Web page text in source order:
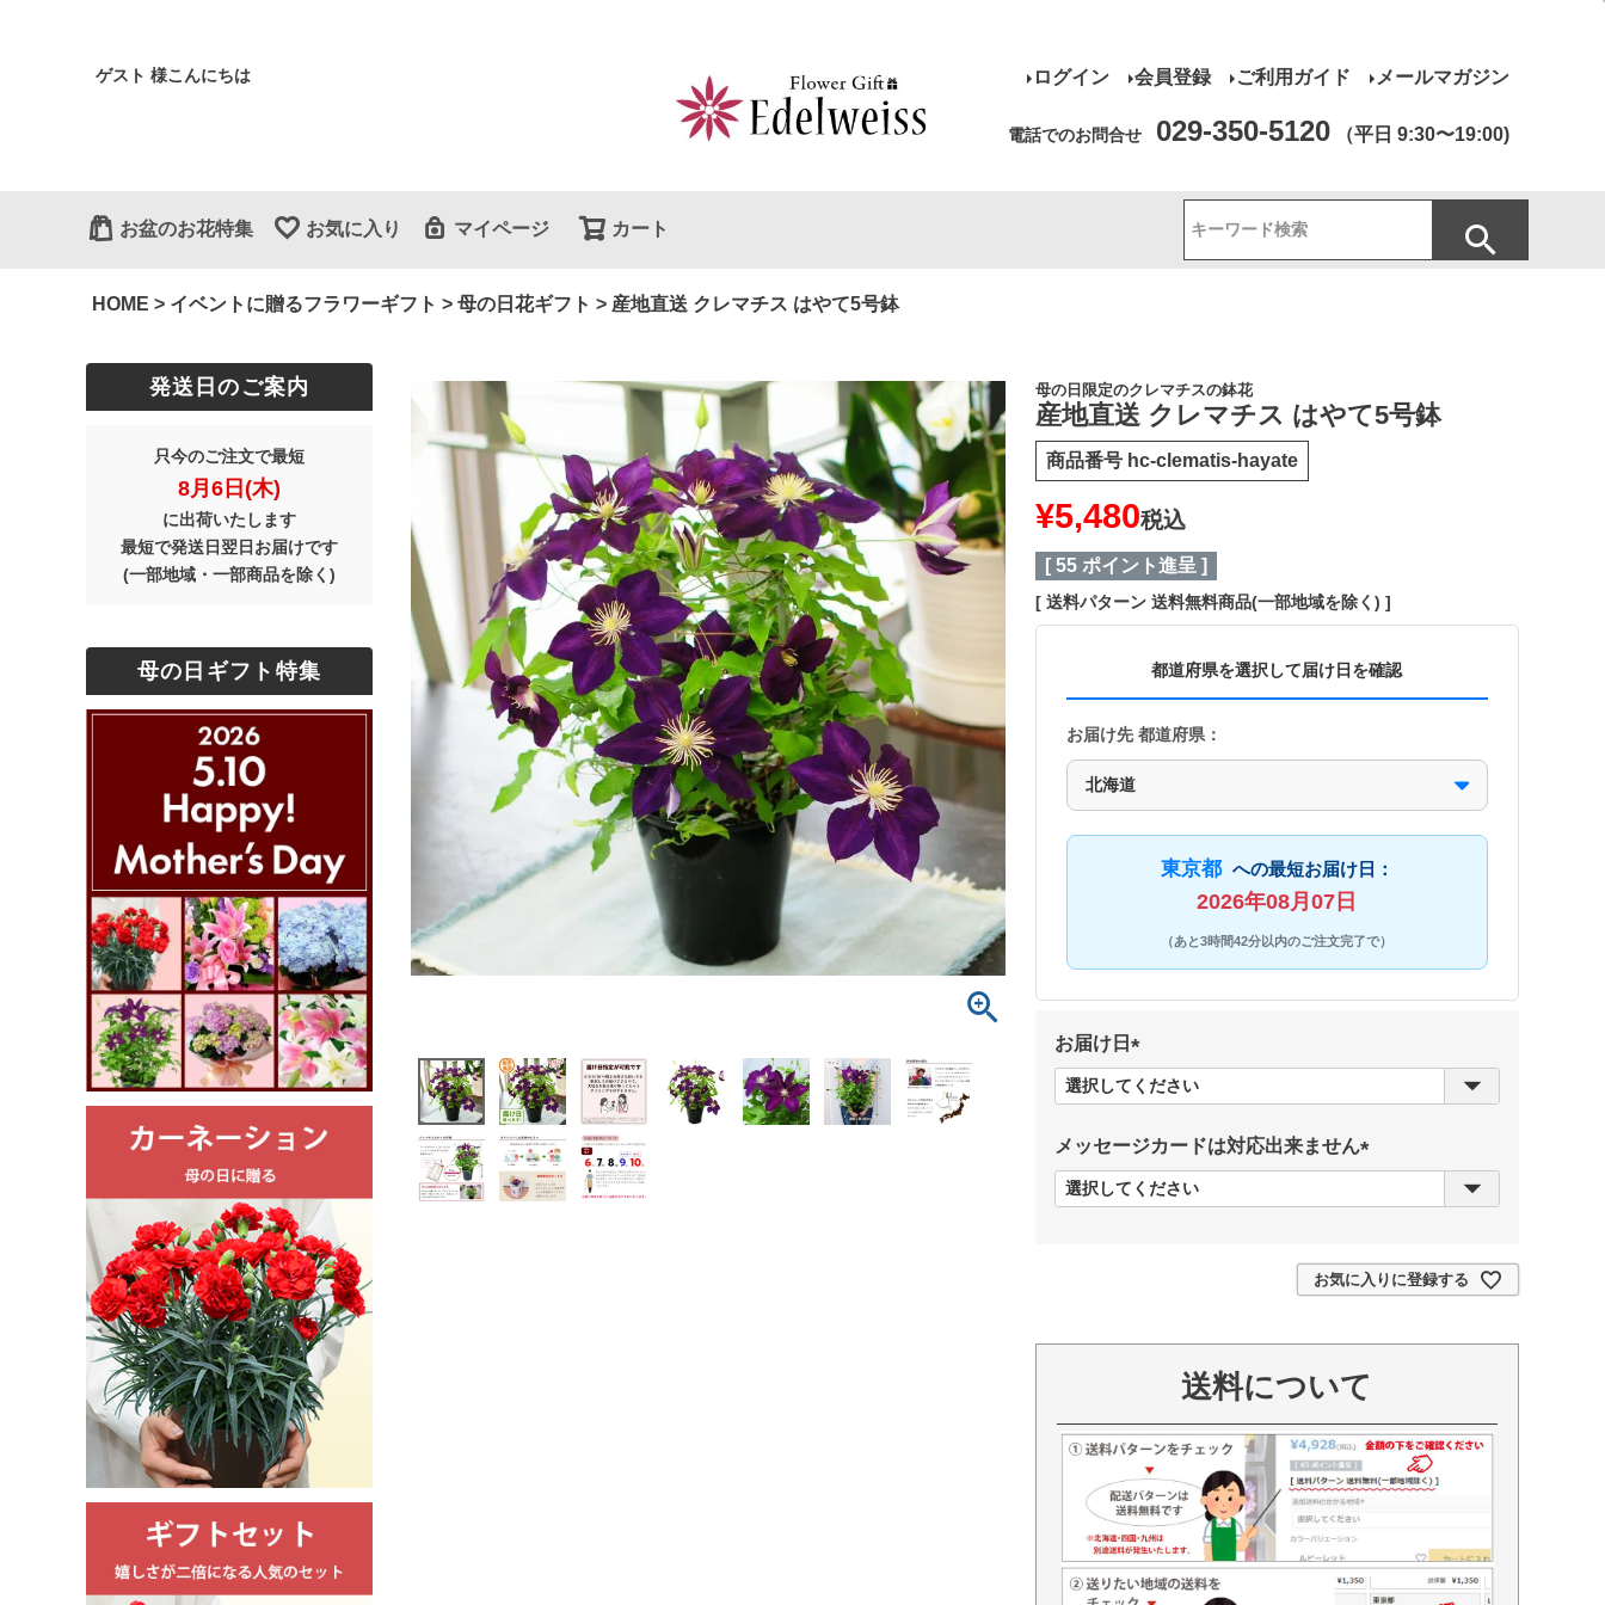
ゲスト 様こんにちは ログイン 会員登録 ご利用ガイド メールマガジン
電話でのお問合せ 029-350-5120 （平日 9:30〜19:00)
お盆のお花特集 お気に入り マイページ カート
HOME イベントに贈るフラワーギフト 母の日花ギフト 産地直送 クレマチス はやて5号鉢
発送日のご案内
只今のご注文で最短
8月6日(木)
に出荷いたします
最短で発送日翌日お届けです
(一部地域・一部商品を除く)
母の日ギフト特集
母の日限定のクレマチスの鉢花
産地直送 クレマチス はやて5号鉢
商品番号 hc-clematis-hayate
¥5,480税込
[ 55 ポイント進呈 ]
送料パターン 送料無料商品(一部地域を除く)
都道府県を選択して届け日を確認
お届け先 都道府県：
東京都 への最短お届け日：
2026年08月07日
（あと3時間42分以内のご注文完了で）
お届け日
必
須
メッセージカードは対応出来ません
必
)
お気に入りに登録する
送料について